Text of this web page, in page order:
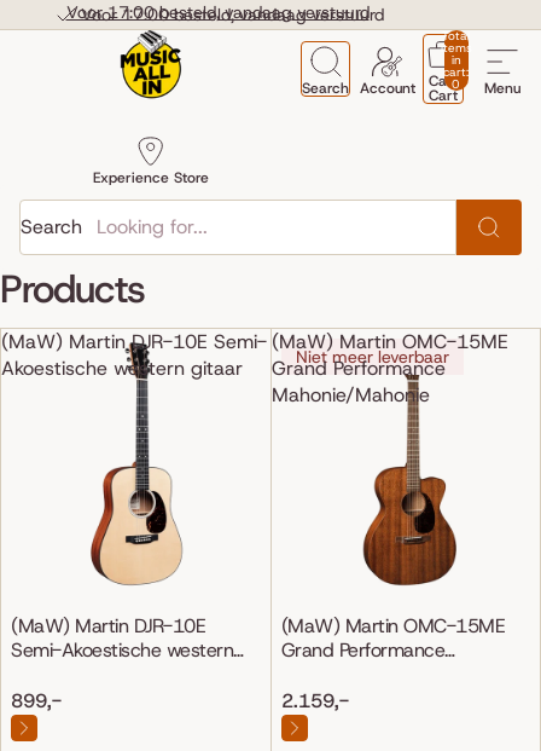
Voor 17:00 besteld, vandaag verstuurd
Voor 17:00 besteld, vandaag verstuurd
Menu
Search
Experience Store
Account
Total
items
in
cart:
0
Cart
Cart
Search
Products
(MaW) Martin DJR-10E Semi-
Akoestische western gitaar
(MaW) Martin DJR-10E
Semi-Akoestische western
899,-
(MaW) Martin OMC-15ME
Grand Performance
Mahonie/Mahonie
Niet meer leverbaar
(MaW) Martin OMC-15ME
Grand Performance
2.159,-